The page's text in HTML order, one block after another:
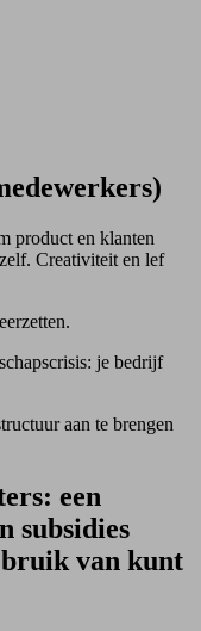
product en klanten
Creativiteit en lef
je bedrijf
aan te brengen
een
subsidies
van kunt